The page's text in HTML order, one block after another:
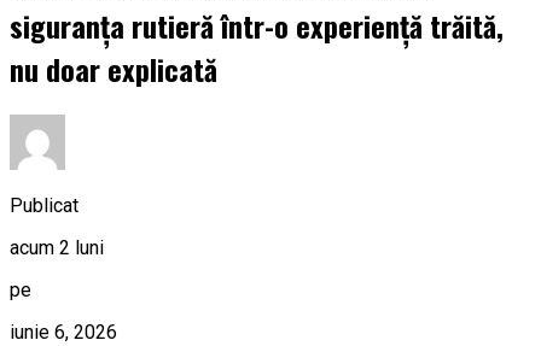
siguranța rutieră într-o experiență trăită,
nu doar explicată
Publicat
acum 2 luni
pe
iunie 6, 2026